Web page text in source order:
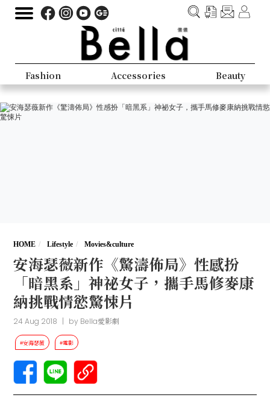
Fashion Accessories Beauty
HOME Lifestyle Movies&culture
安海瑟薇新作《驚濤佈局》性感扮
「暗黑系」神祕女子，攜手馬修麥康
納挑戰情慾驚悚片
24 Aug 2018 | by Bella愛影劇
#安海瑟薇 #電影